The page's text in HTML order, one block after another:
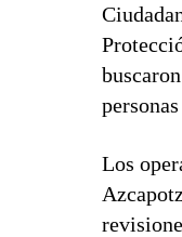
Los